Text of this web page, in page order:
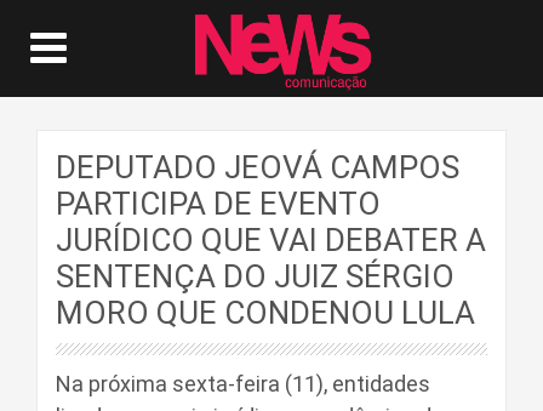
DEPUTADO JEOVÁ CAMPOS
PARTICIPA DE EVENTO
JURÍDICO QUE VAI DEBATER A
SENTENÇA DO JUIZ SÉRGIO
MORO QUE CONDENOU LULA
Na próxima sexta-feira (11), entidades